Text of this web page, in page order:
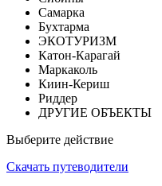
Самарка
Бухтарма
ЭКОТУРИЗМ
Катон-Карагай
Маркаколь
Киин-Кериш
Риддер
ДРУГИЕ ОБЪЕКТЫ
Выберите действие
Скачать путеводители